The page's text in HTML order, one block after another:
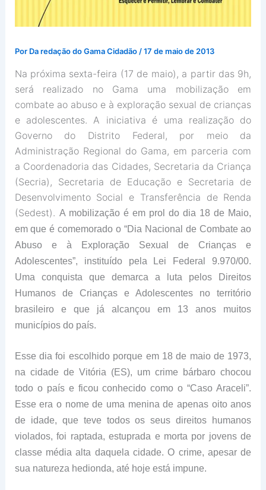
Por Da redação do Gama Cidadão /17 de maio de 2013
Na próxima sexta-feira (17 de maio), a partir das 9h,
será realizado no Gama uma mobilização em
combate ao abuso e à exploração sexual de crianças
e adolescentes. A iniciativa é uma realização do
Governo do Distrito Federal, por meio da
Administração Regional do Gama, em parceria com
a Coordenadoria das Cidades, Secretaria da Criança
(Secria), Secretaria de Educação e Secretaria de
Desenvolvimento Social e Transferência de Renda
(Sedest). A mobilização é em prol do dia 18 de Maio,
em que é comemorado o “Dia Nacional de Combate ao
Abuso e à Exploração Sexual de Crianças e
Adolescentes”, instituído pela Lei Federal 9.970/00.
Uma conquista que demarca a luta pelos Direitos
Humanos de Crianças e Adolescentes no território
brasileiro e que já alcançou em 13 anos muitos
municípios do país.
Esse dia foi escolhido porque em 18 de maio de 1973,
na cidade de Vitória (ES), um crime bárbaro chocou
todo o país e ficou conhecido como o “Caso Araceli”.
Esse era o nome de uma menina de apenas oito anos
de idade, que teve todos os seus direitos humanos
violados, foi raptada, estuprada e morta por jovens de
classe média alta daquela cidade. O crime, apesar de
sua natureza hedionda, até hoje está impune.